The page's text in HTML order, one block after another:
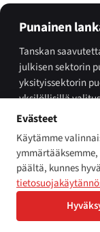
Punainen
Tanskan
julkisen sektorin
yksityissektorin
yksilöllisillä
Vuoden 2022
DIGST on
vuodesta 2019.
käytetäänkö
räikeää
Evästeet
Käytämme
päältä, kunnes